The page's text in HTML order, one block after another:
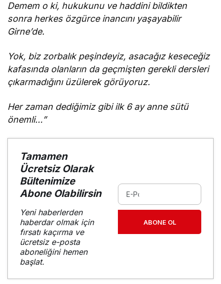
Demem o ki, hukukunu ve haddini bildikten
sonra herkes özgürce inancını yaşayabilir
Girne’de.
Yok, biz zorbalık peşindeyiz, asacağız keseceğiz
kafasında olanların da geçmişten gerekli dersleri
çıkarmadığını üzülerek görüyoruz.
Her zaman dediğimiz gibi ilk 6 ay anne sütü
önemli…”
Tamamen
Ücretsiz Olarak
Bültenimize
Abone Olabilirsin
Yeni haberlerden
haberdar olmak için
fırsatı kaçırma ve
ücretsiz e-posta
aboneliğini hemen
başlat.
ABONE OL